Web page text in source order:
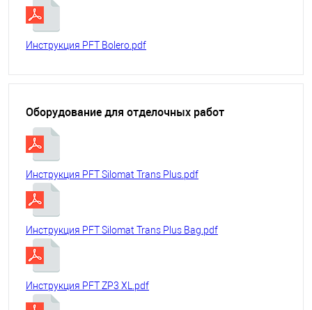
Инструкция PFT Bolero.pdf
Оборудование для отделочных работ
Инструкция PFT Silomat Trans Plus.pdf
Инструкция PFT Silomat Trans Plus Bag.pdf
Инструкция PFT ZP3 XL.pdf